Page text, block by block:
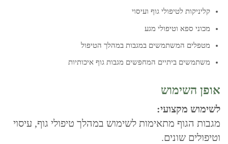
קליניקות לטיפולי גוף ועיסוי
מכוני ספא וטיפולי מגע
מטפלים המשתמשים במגבות במהלך הטיפול
משתמשים ביתיים המחפשים מגבות גוף איכותיות
אופן השימוש
לשימוש מקצועי:
מגבות הגוף מתאימות לשימוש במהלך טיפולי גוף, עיסוי
וטיפולים שונים.